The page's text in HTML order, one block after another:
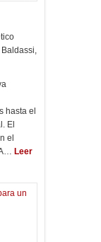
Baldassi,
hasta el
El
el
Leer